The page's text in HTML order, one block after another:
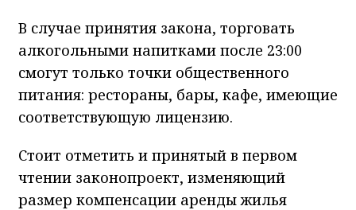
В случае принятия закона, торговать
алкогольными напитками после 23:00
смогут только точки общественного
питания: рестораны, бары, кафе, имеющие
соответствующую лицензию.
Стоит отметить и принятый в первом
чтении законопроект, изменяющий
размер компенсации аренды жилья